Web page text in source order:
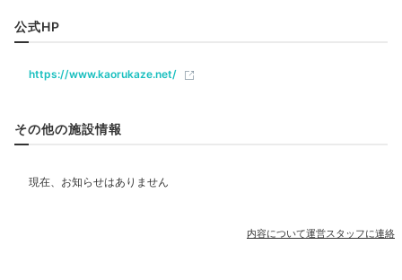
和室 和洋室 インターネット利用可能
公式HP
https://www.kaorukaze.net/
その他の施設情報
内容について運営スタッフに連絡